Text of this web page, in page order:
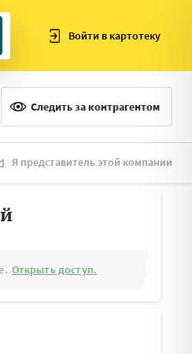
Войти в картотеку
Следить за контрагентом
Я представитель этой компании
Открыть доступ.